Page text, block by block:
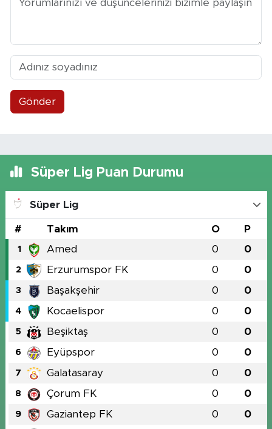
Gönder
Süper Lig Puan Durumu
Süper Lig
# Takım O P
1 Amed 0 0
2 Erzurumspor FK 0 0
3 Başakşehir 0 0
4 Kocaelispor 0 0
5 Beşiktaş 0 0
6 Eyüpspor 0 0
7 Galatasaray 0 0
8 Çorum FK 0 0
9 Gaziantep FK 0 0